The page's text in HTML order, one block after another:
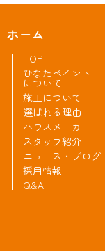
ホーム
TOP
ひなたペイント
について
施工について
選ばれる理由
ハウスメーカー
スタッフ紹介
ニュース・ブログ
採用情報
Q&A